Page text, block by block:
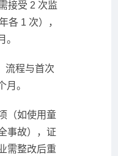
接受 2 次监
各 1 次），
。
流程与首次
月。
（如使用童
事故），证
需整改后重